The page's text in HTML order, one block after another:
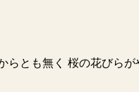
らとも無く 桜の花びらが